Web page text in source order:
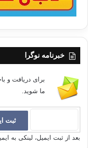
خبرنامه نوگرا
برای دریافت و
ما شوید.
بعد از ثبت ایمیل، لینکی به